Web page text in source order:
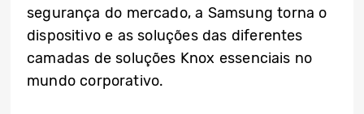
segurança do mercado, a Samsung torna o
dispositivo e as soluções das diferentes
camadas de soluções Knox essenciais no
mundo corporativo.